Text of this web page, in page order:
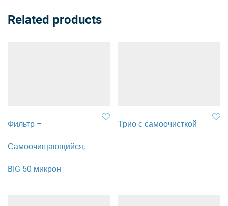
Related products
Фильтр –
Самоочищающийся,
BIG 50 микрон
Трио с самоочисткой